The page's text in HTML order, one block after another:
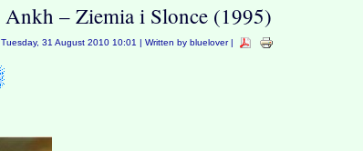
Ankh – Ziemia i Slonce (1995)
Tuesday, 31 August 2010 10:01 | Written by bluelover |